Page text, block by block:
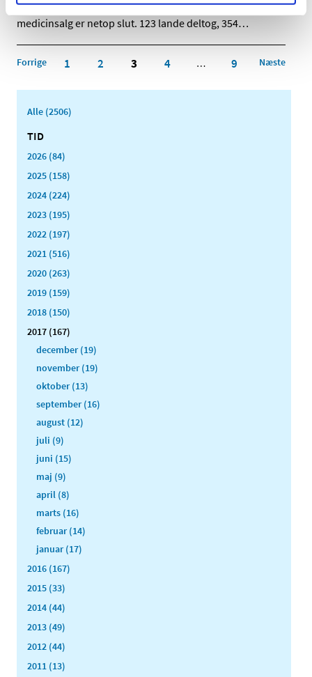
En verdensomspændende aktion mod ulovligt
medicinsalg er netop slut. 123 lande deltog, 354…
Forrige 1 2 3 4 … 9 Næste
Alle (2506)
TID
2026 (84)
2025 (158)
2024 (224)
2023 (195)
2022 (197)
2021 (516)
2020 (263)
2019 (159)
2018 (150)
2017 (167)
december (19)
november (19)
oktober (13)
september (16)
august (12)
juli (9)
juni (15)
maj (9)
april (8)
marts (16)
februar (14)
januar (17)
2016 (167)
2015 (33)
2014 (44)
2013 (49)
2012 (44)
2011 (13)